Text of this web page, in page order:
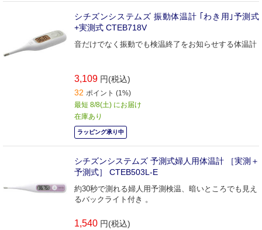
シチズンシステムズ 振動体温計 ｢わき用｣予測式
+実測式 CTEB718V
音だけでなく振動でも検温終了をお知らせする体温計
3,109 円(税込)
32 ポイント (1%)
最短 8/8(土) にお届け
在庫あり
ラッピング承り中
シチズンシステムズ 予測式婦人用体温計 ［実測＋
予測式］ CTEB503L-E
約30秒で測れる婦人用予測検温、暗いところでも見え
るバックライト付き 。
1,540 円(税込)